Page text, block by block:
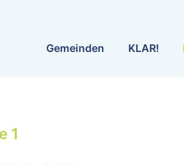
Gemeinden KLAR!
1